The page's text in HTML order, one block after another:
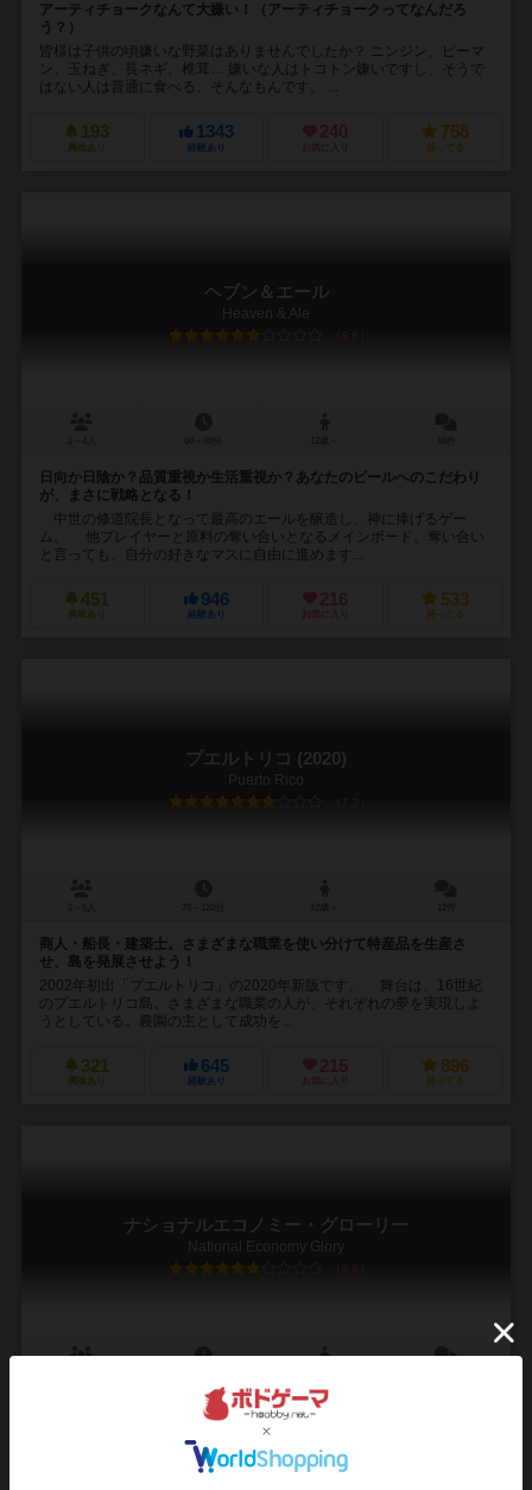
アーティチョークなんて大嫌い！（アーティチョークってなんだろ
う？）
皆様は子供の頃嫌いな野菜はありませんでしたか？ ニンジン、ピーマ
ン、玉ねぎ、長ネギ、椎茸… 嫌いな人はトコトン嫌いですし、そうで
はない人は普通に食べる、そんなもんです。 ...
193
興味あり
1343
経験あり
240
お気に入り
758
持ってる
ヘブン＆エール
Heaven & Ale
6.8
日向か日陰か？品質重視か生活重視か？あなたのビールへのこだわり
が、まさに戦略となる！
中世の修道院長となって最高のエールを醸造し、神に捧げるゲー
ム。 他プレイヤーと原料の奪い合いとなるメインボード。奪い合い
と言っても、自分の好きなマスに自由に進めます...
451
興味あり
946
経験あり
216
お気に入り
533
持ってる
プエルトリコ (2020)
Puerto Rico
7.3
商人・船長・建築士。さまざまな職業を使い分けて特産品を生産さ
せ、島を発展させよう！
2002年初出「プエルトリコ」の2020年新版です。 舞台は、16世紀
のプエルトリコ島。さまざまな職業の人が、それぞれの夢を実現しよ
うとしている。農園の主として成功を...
321
興味あり
645
経験あり
215
お気に入り
896
持ってる
ナショナルエコノミー・グローリー
National Economy Glory
6.8
ナショナルエコノミーの新作第3弾！システムをさらに洗練させ、究極
ゲームマーケット出身のメジャーゲーム、ナショナルエコノミー。会
社作りのカードゲームといえば、これです。 第3弾となるグローリー